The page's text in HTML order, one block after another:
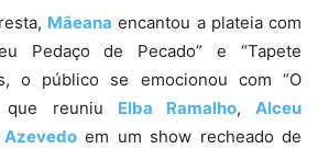
Mãeana encantou a plateia com
Pedaço de Pecado” e “Tapete
o público se emocionou com “O
que reuniu Elba Ramalho,Alceu
em um show recheado de